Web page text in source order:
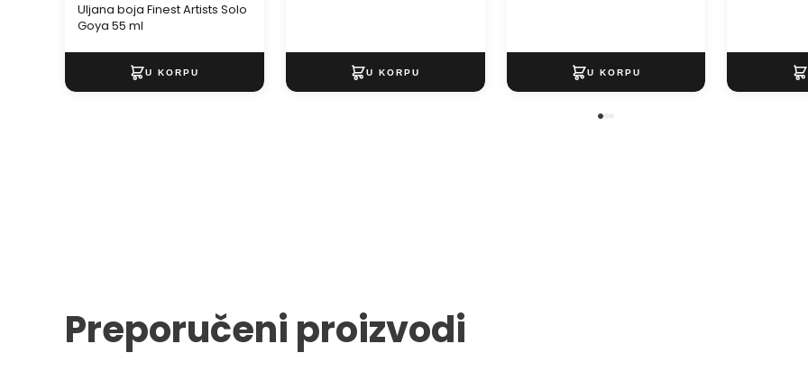
Uljana boja Finest Artists Solo
Goya 55 ml
Preporučeni proizvodi